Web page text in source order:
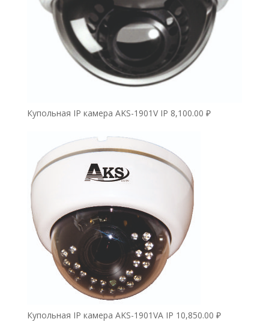
Купольная IP камера AKS-1901V IP 8,100.00 ₽
Купольная IP камера AKS-1901VA IP 10,850.00 ₽